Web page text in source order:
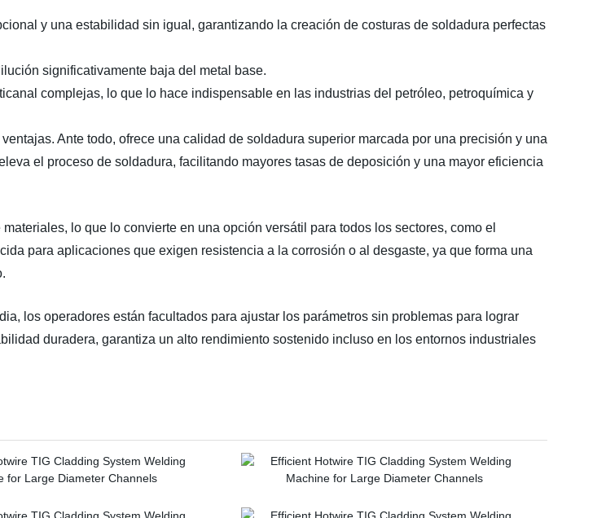
y una estabilidad sin igual, garantizando la creación de costuras de soldadura perfectas
significativamente baja del metal base.
complejas, lo que lo hace indispensable en las industrias del petróleo, petroquímica y
Ante todo, ofrece una calidad de soldadura superior marcada por una precisión y una
el proceso de soldadura, facilitando mayores tasas de deposición y una mayor eficiencia
lo que lo convierte en una opción versátil para todos los sectores, como el
para aplicaciones que exigen resistencia a la corrosión o al desgaste, ya que forma una
los operadores están facultados para ajustar los parámetros sin problemas para lograr
duradera, garantiza un alto rendimiento sostenido incluso en los entornos industriales